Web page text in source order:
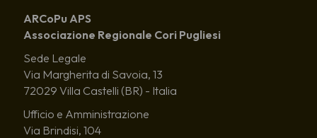
ARCoPu APS
Associazione Regionale Cori Pugliesi
Sede Legale
Via Margherita di Savoia, 13
72029 Villa Castelli (BR) - Italia
Ufficio e Amministrazione
Via Brindisi, 104